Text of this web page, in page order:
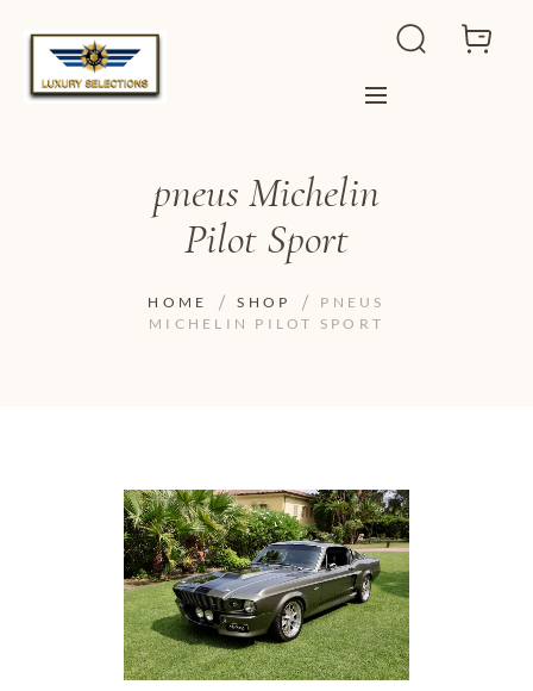
pneus Michelin
Pilot Sport
HOME SHOP
PNEUS
MICHELIN PILOT SPORT
ADD TO WISHLIST